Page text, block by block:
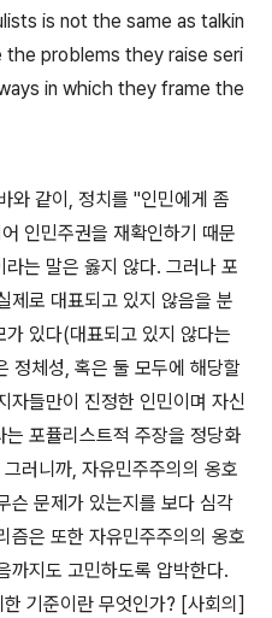
is not the same as talkin
the problems they raise seri
in which they frame the
와 같이, 정치를 "인민에게 좀
인민주권을 재확인하기 때문
는 말은 옳지 않다. 그러나 포
제로 대표되고 있지 않음을 분
있다(대표되고 있지 않다는
정체성, 혹은 둘 모두에 해당할
자들만이 진정한 인민이며 자신
포퓰리스트적 주장을 정당화
러니까, 자유민주주의의 옹호
슨 문제가 있는지를 보다 심각
즘은 또한 자유민주주의의 옹호
까지도 고민하도록 압박한다.
기준이란 무엇인가? [사회의]